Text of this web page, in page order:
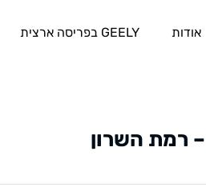
אודות GEELY בפריסה ארצית